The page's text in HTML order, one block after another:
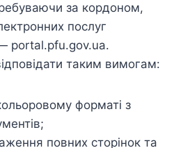
за кордоном,
послуг
portal.pfu.gov.ua.
таким вимогам:
форматі з
повних сторінок та